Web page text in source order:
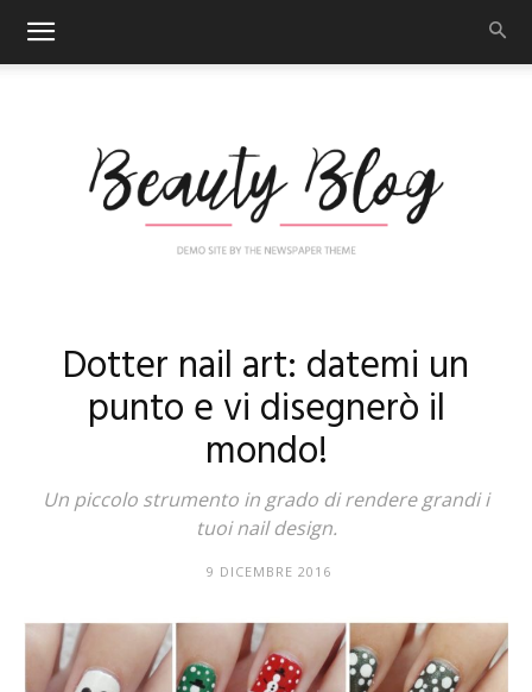
Art
Dotter nail art: datemi un
punto e vi disegnerò il
mondo!
Un piccolo strumento in grado di rendere grandi i
tuoi nail design.
9 DICEMBRE 2016